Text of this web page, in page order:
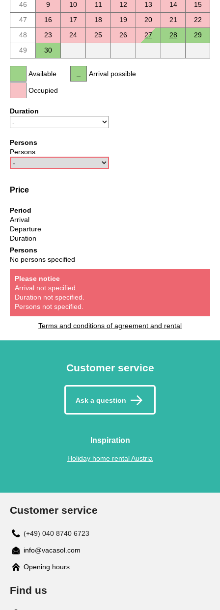
46
9 10 11 12 13 14
15
47
16 17 18 19 20 21
22
48
23 24 25 26 27 28
29
49
30
Available
Occupied
Arrival possible
Duration
Persons
Persons
Price
Period
Arrival
Departure
Duration
Persons
No persons specified
Please notice
Arrival not specified.
Duration not specified.
Persons not specified.
Terms and conditions of agreement and rental
Customer service
Ask a question
Inspiration
Holiday home rental Austria
Customer service
(+49) 040 8740 6723
info@vacasol.com
Opening hours
Find us